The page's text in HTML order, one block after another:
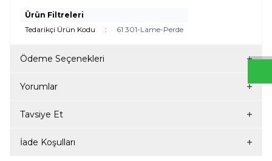
Ürün Filtreleri
Tedarikçi Ürün Kodu
: 61 301-Lame-Perde
Ödeme Seçenekleri
Yorumlar
Tavsiye Et
İade Koşulları